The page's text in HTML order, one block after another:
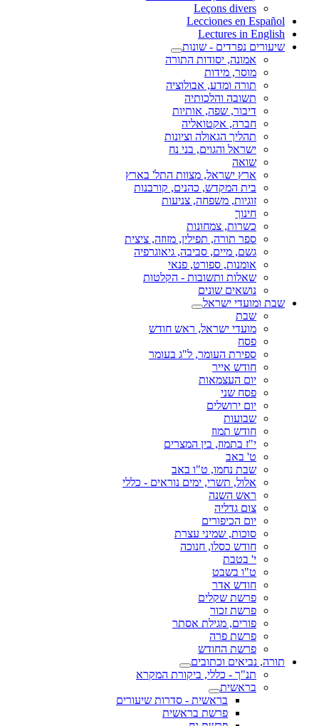
Leçons divers
Lecciones en Español
Lectures in English
שיעורים נפרדים - שונות
אמונה, יסודות התורה
מוסר, מידות
תורה ומדע, אבולוציה
תשובה והלכותיה
דיבור, שפה, אותיות
חברה, אקטואליה
תהליך הגאולה וציונות
ישראל והגוים, בני נח
שואה
ארץ ישראל, מצוות התל' בארץ
בית המקדש, כהנים, קורבנות
זוגיות, משפחה, צניעות
חינוך
כשרות, צמחונות
ספר תורה, תפילין, מזוזה, ציצית
גשם, מיים, סביבה, גיאוגרפיה
אומנות, ספורט, פנאי
שאלות ותשובות - הקלטות
נושאים שונים
שבת ומועדי ישראל
שבת
מועדי ישראל, ראש חודש
פסח
ספירת העומר, ל"ג בעומר
חודש אייר
יום העצמאות
פסח שני
יום ירושלים
שבועות
חודש תמוז
י"ז בתמוז, בין המצרים
ט' באב
שבת נחמו, ט"ו באב
אלול, תשרי, ימים נוראים - כללי
ראש השנה
צום גדליה
יום הכיפורים
סוכות, שמיני עצרת
חודש כסלו, חנוכה
י' בטבת
ט"ו בשבט
חודש אדר
פרשת שקלים
פרשת זכור
פורים, מגילת אסתר
פרשת פרה
פרשת החודש
תורה, נביאים וכתובים
תנ"ך - כללי, ביקורת המקרא
בראשית
בראשית - סדרות שיעורים
פרשת בראשית